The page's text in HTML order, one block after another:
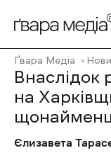
Ґвара Медіа
Внаслідок
на
Єлизавета